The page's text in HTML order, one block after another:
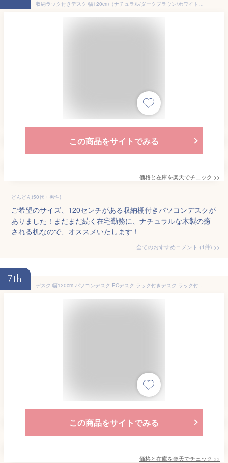
収納ラック付きデスク 幅120cm（ナチュラル/ダークブラウン/ホワイト）（収納棚付き パソコンデスク 木製 省スペース 学習机 オフィスデスク PCデスク 机 ワークデスク 書斎 作業台 在宅ワーク テレワーク）
この商品をサイトでみる
価格と在庫を楽天でチェック >>
どんどん(50代・男性)
ご希望のサイズ、120センチがある収納棚付きパソコンデスクが
ありました！まだまだ続く在宅勤務に、ナチュラルな木製の癒
される机なので、オススメいたします！
全てのおすすめコメント (1件) >
7th
デスク 幅120cm パソコンデスク PCデスク ラック付きデスク ラック付き シンプルデスク 平机 書斎机 在宅勤務 一人暮らし 北欧 RTID-1200 コンセント付き ラック 棚 勉強机 ラック テーブル シンプル PC 机 おしゃれ[P5]
この商品をサイトでみる
価格と在庫を楽天でチェック >>